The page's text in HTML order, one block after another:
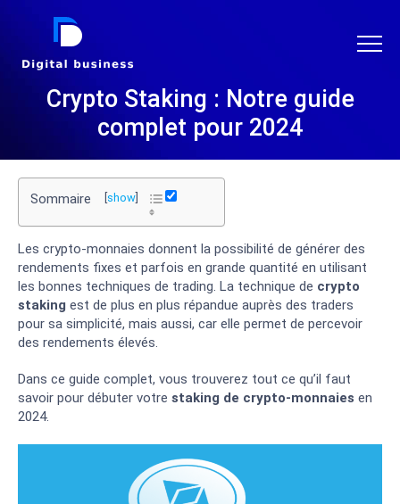
DIGITAL BUSINESS
Crypto Staking : Notre guide
complet pour 2024
Sommaire show
Les crypto-monnaies donnent la possibilité de générer des
rendements fixes et parfois en grande quantité en utilisant
les bonnes techniques de trading. La technique de crypto
staking est de plus en plus répandue auprès des traders
pour sa simplicité, mais aussi, car elle permet de percevoir
des rendements élevés.
Dans ce guide complet, vous trouverez tout ce qu’il faut
savoir pour débuter votre staking de crypto-monnaies en
2024.